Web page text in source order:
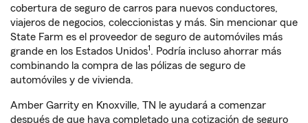
cobertura de seguro de carros para nuevos conductores,
viajeros de negocios, coleccionistas y más. Sin mencionar que
State Farm es el proveedor de seguro de automóviles más
grande en los Estados Unidos1. Podría incluso ahorrar más
combinando la compra de las pólizas de seguro de
automóviles y de vivienda.
Amber Garrity en Knoxville, TN le ayudará a comenzar
después de que haya completado una cotización de seguro